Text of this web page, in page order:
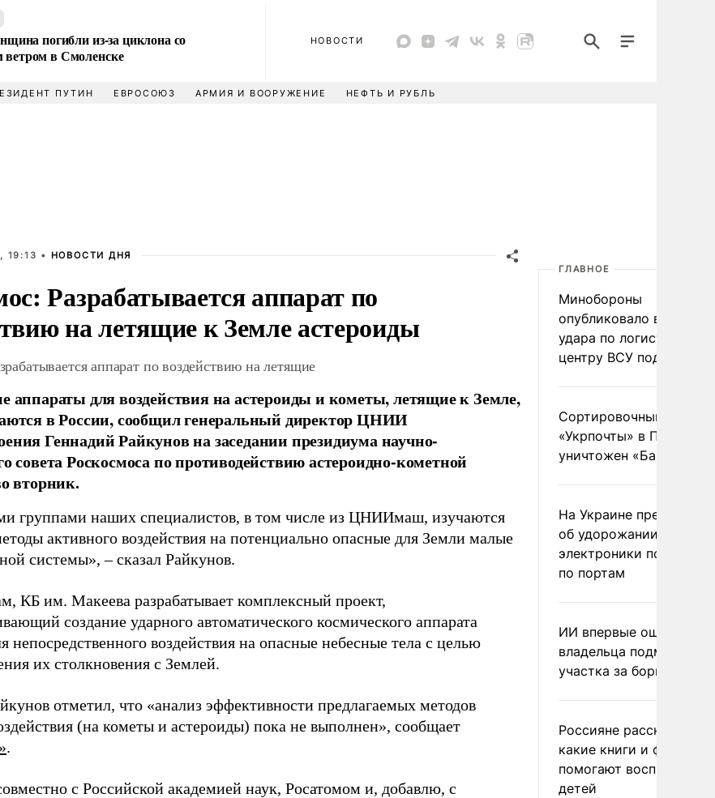
погибли из-за циклона со
в Смоленске
НОВОСТИ
ПУТИН ЕВРОСОЮЗ АРМИЯ И ВООРУЖЕНИЕ НЕФТЬ И РУБЛЬ
19:13 • НОВОСТИ ДНЯ
Разрабатывается аппарат по
на летящие к Земле астероиды
аппарат по воздействию на летящие
аппараты для воздействия на астероиды и кометы, летящие к Земле,
в России, сообщил генеральный директор ЦНИИ
Геннадий Райкунов на заседании президиума научно-
совета Роскосмоса по противодействию астероидно-кометной
вторник.
группами наших специалистов, в том числе из ЦНИИмаш, изучаются
активного воздействия на потенциально опасные для Земли малые
системы», – сказал Райкунов.
КБ им. Макеева разрабатывает комплексный проект,
создание ударного автоматического космического аппарата
непосредственного воздействия на опасные небесные тела с целью
их столкновения с Землей.
отметил, что «анализ эффективности предлагаемых методов
(на кометы и астероиды) пока не выполнен», сообщает
.
с Российской академией наук, Росатомом и, добавлю, с
ГЛАВНОЕ
Минобороны
опубликовало видео
удара по
центру ВСУ под Киевом
Сортировочный пункт
«Укрпочты» в
уничтожен
На Украине
об удорожании
электроники после
по портам
ИИ впервые
владельца
участка за борщевик
Россияне рассказали,
какие книги и фильмы
помогают воспитывать
детей